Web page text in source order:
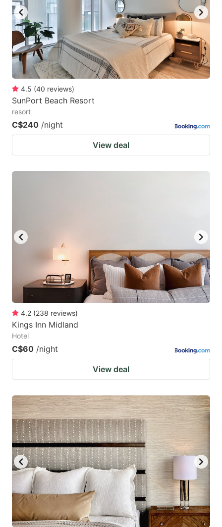
4.5 (40 reviews)
SunPort Beach Resort
resort
C$240 /night
View deal
4.2 (238 reviews)
Kings Inn Midland
Hotel
C$60 /night
View deal